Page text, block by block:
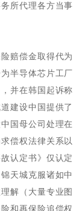
所代理各方当事
赔偿金取得代为
半导体芯片工厂
并在韩国起诉称
建设中国提供了
国母公司处理在
偿权法律关系以
认定书》仅认定
天城克服诸如中
解（大量专业图
和再保险追偿权